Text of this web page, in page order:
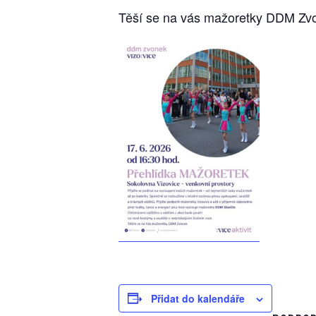
Těší se na vás mažoretky DDM
Přidat do kalendáře